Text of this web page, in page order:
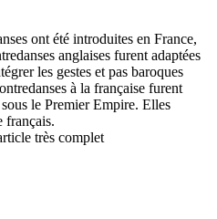
ont été introduites en France,
anglaises furent adaptées
les gestes et pas baroques
à la française furent
le Premier Empire. Elles
français.
très complet